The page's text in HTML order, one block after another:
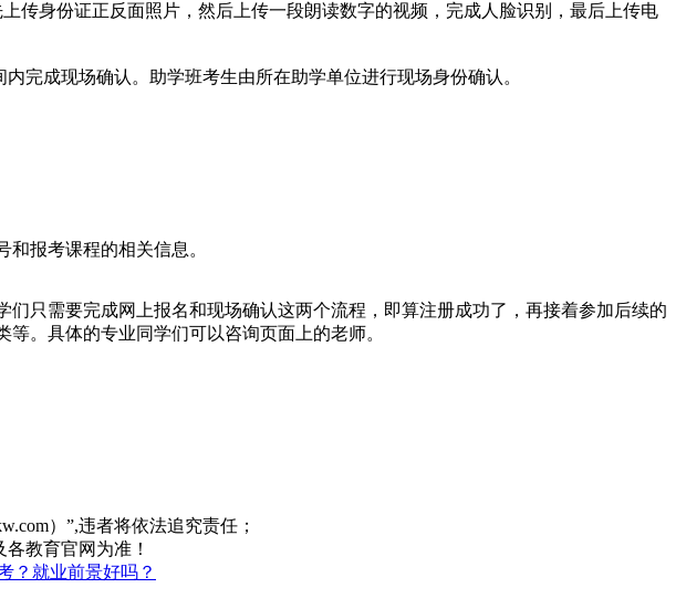
传身份证正反面照片，然后上传一段朗读数字的视频，完成人脸识别，最后上传电
完成现场确认。助学班考生由所在助学单位进行现场身份确认。
报考课程的相关信息。
只需要完成网上报名和现场确认这两个流程，即算注册成功了，再接着参加后续的
。具体的专业同学们可以咨询页面上的老师。
）”,违者将依法追究责任；
教育官网为准！
？就业前景好吗？